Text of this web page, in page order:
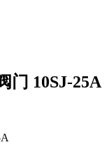
门 10SJ-25A